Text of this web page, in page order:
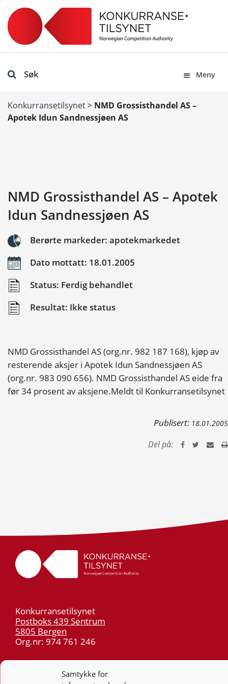
Samtykke for
Søk Meny
Konkurransetilsynet> NMD Grossisthandel AS –
Apotek Idun Sandnessjøen AS
NMD Grossisthandel AS – Apotek
Idun Sandnessjøen AS
Berørte markeder: apotekmarkedet
Dato mottatt: 18.01.2005
Status: Ferdig behandlet
Resultat: Ikke status
NMD Grossisthandel AS (org.nr. 982 187 168), kjøp av
resterende aksjer i Apotek Idun Sandnessjøen AS
(org.nr. 983 090 656). NMD Grossisthandel AS eide fra
før 34 prosent av aksjene.Meldt til Konkurransetilsynet
Publisert: 18.01.2005
Del på:
Konkurransetilsynet
Postboks 439 Sentrum
5805 Bergen
Org.nr: 974 761 246
55 59 75 00
post@kt.no